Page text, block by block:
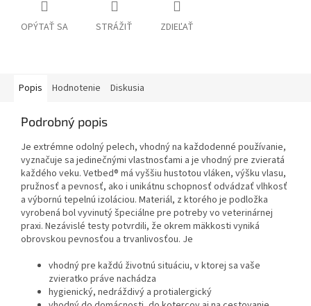
OPÝTAŤ SA STRÁŽIŤ ZDIEĽAŤ
Popis Hodnotenie Diskusia
Podrobný popis
Je extrémne odolný pelech, vhodný na každodenné používanie,
vyznačuje sa jedinečnými vlastnosťami a je vhodný pre zvieratá
každého veku. Vetbed® má vyššiu hustotou vláken, výšku vlasu,
pružnosť a pevnosť, ako i unikátnu schopnosť odvádzať vlhkosť
a výbornú tepelnú izoláciou. Materiál, z ktorého je podložka
vyrobená bol vyvinutý špeciálne pre potreby vo veterinárnej
praxi. Nezávislé testy potvrdili, že okrem mäkkosti vyniká
obrovskou pevnosťou a trvanlivosťou. Je
vhodný pre každú životnú situáciu, v ktorej sa vaše
zvieratko práve nachádza
hygienický, nedráždivý a protialergický